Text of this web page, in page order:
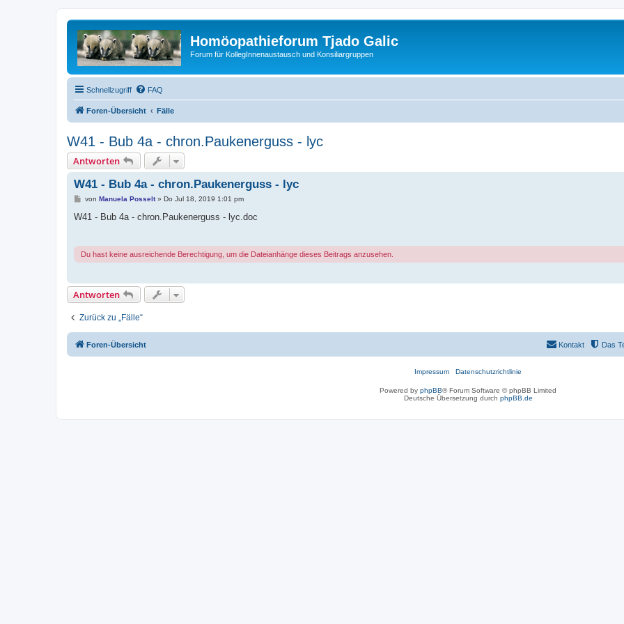
Homöopathieforum Tjado Galic
Forum für KollegInnenaustausch und Konsiliargruppen
Schnellzugriff FAQ
Foren-Übersicht Fälle
W41 - Bub 4a - chron.Paukenerguss - lyc
Antworten
W41 - Bub 4a - chron.Paukenerguss - lyc
B
i
g
von Manuela Posselt» Do Jul 18, 2019 1:01 pm
W41 - Bub 4a - chron.Paukenerguss - lyc.doc
Du hast keine ausreichende Berechtigung, um die Dateianhänge dieses Beitrags anzusehen.
Antworten
Zurück zu „Fälle“
Foren-Übersicht Das
Kontakt
Impressum Datenschutzrichtlinie
Powered by phpBB® Forum Software © phpBB Limited
Deutsche Übersetzung durch phpBB.de